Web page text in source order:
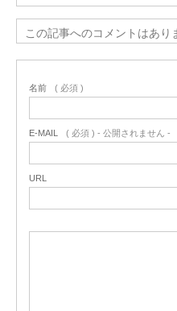
この記事へのコメントはあり
名前 ( 必須 )
E-MAIL ( 必須 ) - 公開されません -
URL